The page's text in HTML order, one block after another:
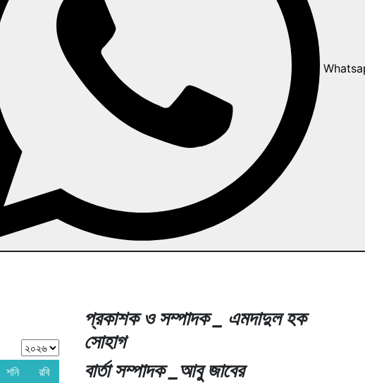
শনি
রবি
প্রকাশক ও সম্পাদক _ এমদাদুল হক
সোহাগ
বার্তা সম্পাদক _আবু জাবের